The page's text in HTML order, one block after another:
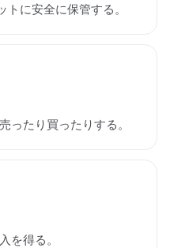
に安全に保管する。
ったり買ったりする。
を得る。